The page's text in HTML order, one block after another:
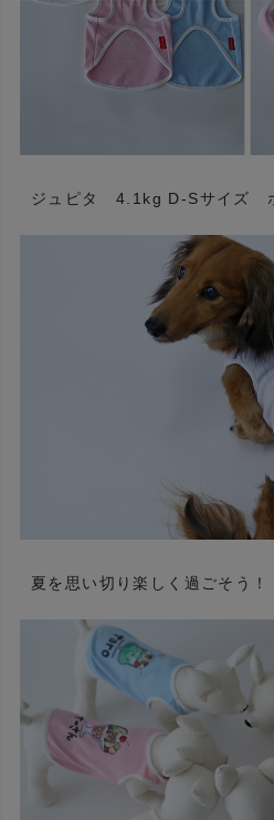
ジュピタ 4.1kg D-Sサイズ
夏を思い切り楽しく過ごそう！